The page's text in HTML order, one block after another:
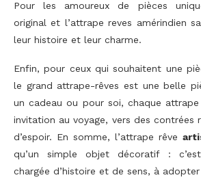
Pour les amoureux de pièces
original et l’attrape reves amérindien
leur histoire et leur charme.
Enfin, pour ceux qui souhaitent une
le grand attrape-rêves est une belle
un cadeau ou pour soi, chaque
invitation au voyage, vers des contrées
d’espoir. En somme, l’attrape rêve
qu’un simple objet décoratif :
chargée d’histoire et de sens, à adopter